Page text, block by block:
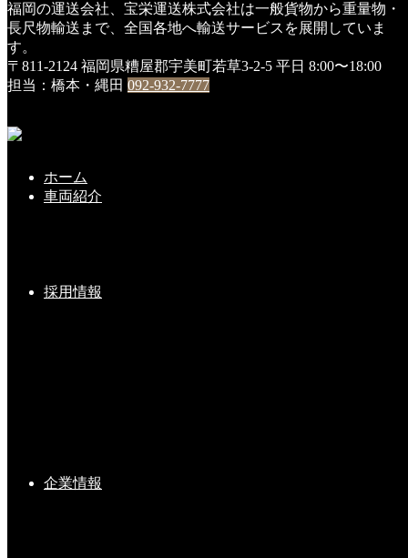
福岡の運送会社、宝栄運送株式会社は一般貨物から重量物・
長尺物輸送まで、全国各地へ輸送サービスを展開していま
す。
〒811-2124 福岡県糟屋郡宇美町若草3-2-5 平日 8:00〜18:00
担当：橋本・縄田 092-932-7777
ホーム
車両紹介
採用情報
企業情報
HOME
車両
『令和元年』新車入車・・第３弾
2019年12月9日
本日・１２月９日（大安吉日）、４トン平車・２台が『い
すゞ自動車様』より納車されました。
でも多く新車を迎えられる様、従業員一同、頑張ります！